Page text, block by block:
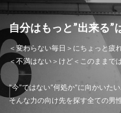
自分はもっと”出来る”
＜変わらない毎日＞にちょっと疲
＜不満はない＞けど＜このままで
”今”ではない”何処か”に向かいた
そんな力の向け先を探す全ての男